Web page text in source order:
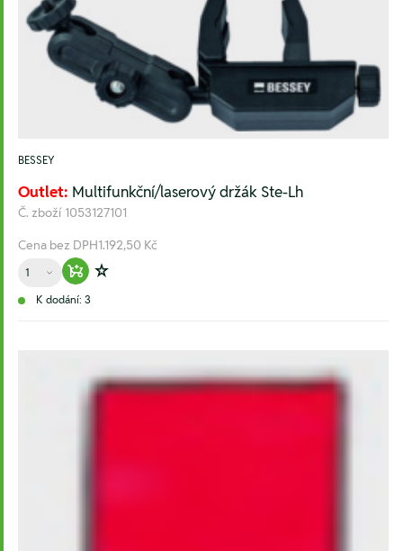
BESSEY
Outlet: Multifunkční/laserový držák Ste-Lh
Č. zboží 1053127101
Cena bez DPH1.192,50 Kč
Množství
Warenkorb hinzufügen
Zur Wunschliste hinzufügen
K dodání: 3